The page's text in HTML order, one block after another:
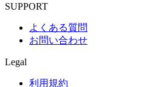
SUPPORT
よくある質問
お問い合わせ
Legal
利用規約